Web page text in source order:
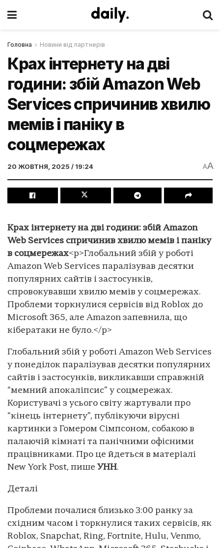
Головна Новини від партнерів
Крах інтернету на дві
години: збій Amazon Web
Services спричинив хвилю
мемів і паніку в
соцмережах
20 ЖОВТНЯ, 2025 / 19:24 AA
Крах інтернету на дві години: збій Amazon
Web Services спричинив хвилю мемів і паніку
в соцмережах<p>Глобальний збій у роботі
Amazon Web Services паралізував десятки
популярних сайтів і застосунків,
спровокувавши хвилю мемів у соцмережах.
Проблеми торкнулися сервісів від Roblox до
Microsoft 365, але Amazon запевнила, що
кібератаки не було.</p>
Глобальний збій у роботі Amazon Web Services
у понеділок паралізував десятки популярних
сайтів і застосунків, викликавши справжній
“мемний апокаліпсис” у соцмережах.
Користувачі з усього світу жартували про
“кінець інтернету”, публікуючи вірусні
картинки з Гомером Сімпсоном, собакою в
палаючій кімнаті та панічними офісними
працівниками. Про це йдеться в матеріалі
New York Post, пише УНН.
Деталі
Проблеми почалися близько 3:00 ранку за
східним часом і торкнулися таких сервісів, як
Roblox, Snapchat, Ring, Fortnite, Hulu, Venmo,